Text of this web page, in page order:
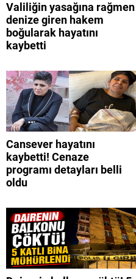
Valiliğin yasağına rağmen
denize giren hakem
boğularak hayatını
kaybetti
Cansever hayatını
kaybetti! Cenaze
programı detayları belli
oldu